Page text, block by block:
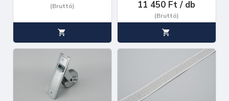
(Bruttó) 11 450 Ft / db
(Bruttó)